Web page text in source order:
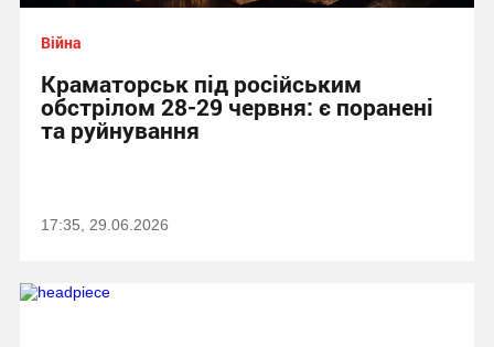
Війна
Краматорськ під російським
обстрілом 28-29 червня: є поранені
та руйнування
17:35, 29.06.2026